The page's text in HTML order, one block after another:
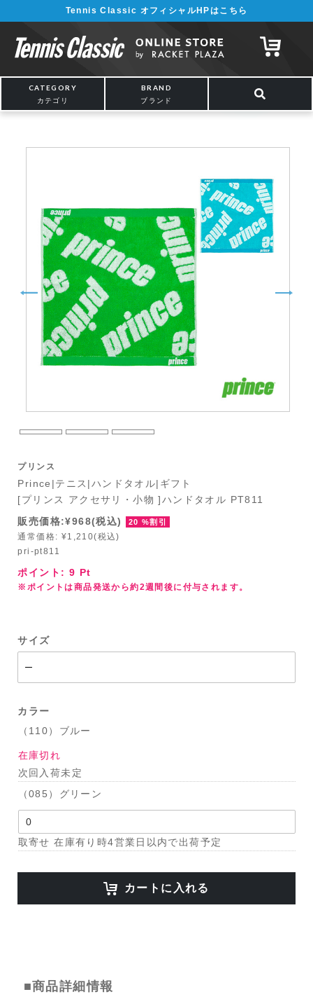
¥5,000以上の購入で送料無料!! 詳しくは こちら
Tennis Classic オフィシャルHPはこちら
CATEGORY
カテゴリ
BRAND
ブランド
プリンス
Prince|テニス|ハンドタオル|ギフト
[プリンス アクセサリ・小物 ]ハンドタオル PT811
販売価格:¥968(税込)
20 %割引
通常価格: ¥1,210(税込)
pri-pt811
ポイント: 9 Pt
※ポイントは商品発送から約2週間後に付与されます。
サイズ
カラー
（110）ブルー
在庫切れ
次回入荷未定
（085）グリーン
取寄せ 在庫有り時4営業日以内で出荷予定
カートに入れる
■商品詳細情報